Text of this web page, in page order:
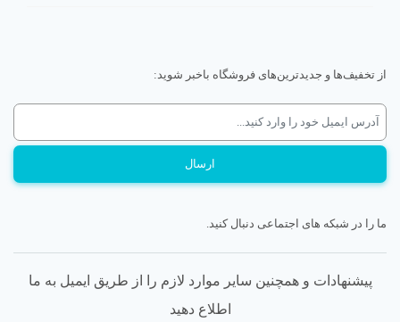
از تخفیف‌ها و جدیدترین‌های فروشگاه باخبر شوید:
ما را در شبکه های اجتماعی دنبال کنید.
پیشنهادات و همچنین سایر موارد لازم را از طریق ایمیل به ما
اطلاع دهید